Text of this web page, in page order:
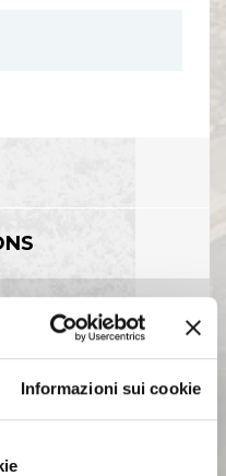
Informazioni sui cookie
SOCIETARI